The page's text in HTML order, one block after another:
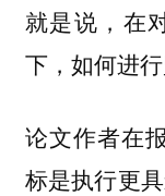
就是说，在
下，如何进行
论文作者在
标是执行更